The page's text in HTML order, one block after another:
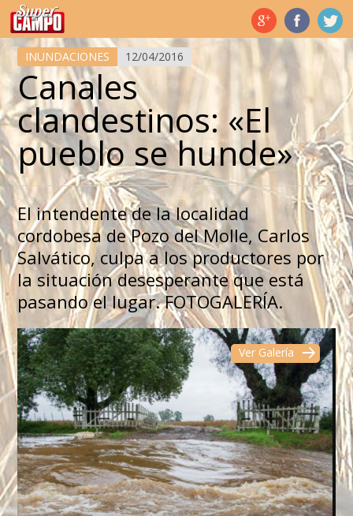
Temas de hoy
INUNDACIONES 12/04/2016
Canales
clandestinos: «El
pueblo se hunde»
El intendente de la localidad
cordobesa de Pozo del Molle, Carlos
Salvático, culpa a los productores por
la situación desesperante que está
pasando el lugar. FOTOGALERÍA.
Ver Galería